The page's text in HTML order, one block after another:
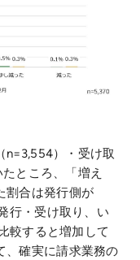
n=3,554）・受け取
ところ、「増え
割合は発行側が
行・受け取り、い
較すると増加して
、確実に請求業務の